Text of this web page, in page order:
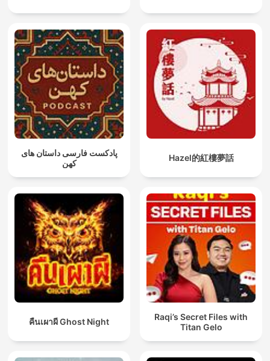
پادکست فارسی داستان های
کهن
Hazel的紅樓夢話
คืนเผาผี Ghost Night
Raqi’s Secret Files with
Titan Gelo